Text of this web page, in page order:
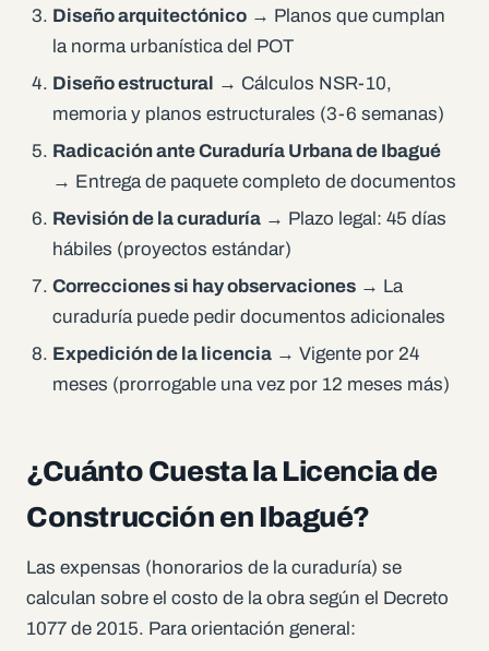
Diseño arquitectónico → Planos que cumplan
la norma urbanística del POT
Diseño estructural → Cálculos NSR-10,
memoria y planos estructurales (3-6 semanas)
Radicación ante Curaduría Urbana de Ibagué
→ Entrega de paquete completo de documentos
Revisión de la curaduría → Plazo legal: 45 días
hábiles (proyectos estándar)
Correcciones si hay observaciones → La
curaduría puede pedir documentos adicionales
Expedición de la licencia → Vigente por 24
meses (prorrogable una vez por 12 meses más)
¿Cuánto Cuesta la Licencia de
Construcción en Ibagué?
Las expensas (honorarios de la curaduría) se
calculan sobre el costo de la obra según el Decreto
1077 de 2015. Para orientación general: